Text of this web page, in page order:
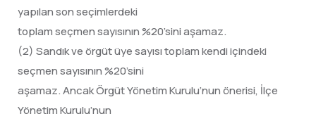
yapılan son seçimlerdeki
toplam seçmen sayısının %20’sini aşamaz.
(2) Sandık ve örgüt üye sayısı toplam kendi içindeki
seçmen sayısının %20’sini
aşamaz. Ancak Örgüt Yönetim Kurulu’nun önerisi, İlçe
Yönetim Kurulu’nun